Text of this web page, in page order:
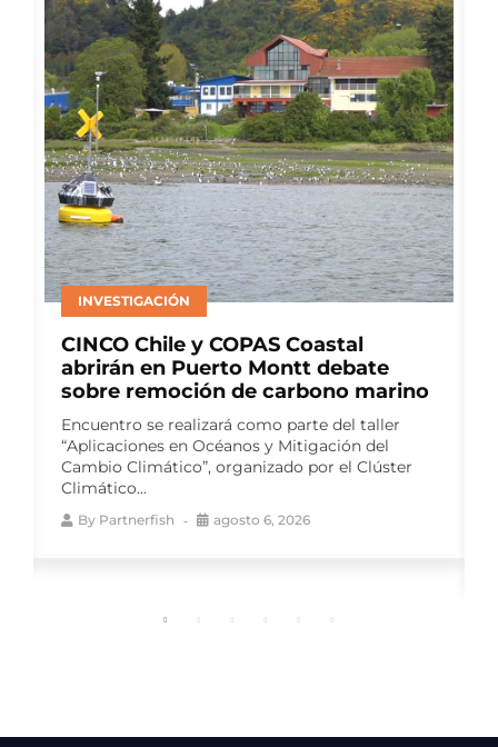
ACUICULTURA
Multi X y el Centro de Negocios
Sercotec Puerto Aysén lanzan
segunda versión de Red Pyme
Aysén
El programa gratuito busca fortalecer las
capacidades de proveedores para la industria
salmonera, mediante talleres especializados y
un ciclo de...